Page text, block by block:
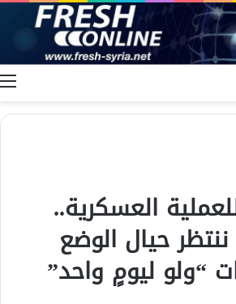
العسكرية..
حيال الوضع
“ولو ليومٍ واحد”